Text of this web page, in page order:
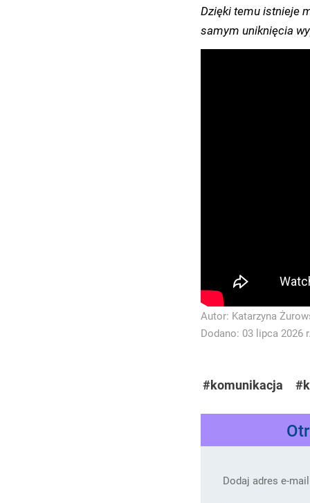
Dzięki temu istnieje
samym uniknięcia
Autor: Katarzyna
Dodano: 03 lipca 2026
#komunikacja
Dodaj adres e-